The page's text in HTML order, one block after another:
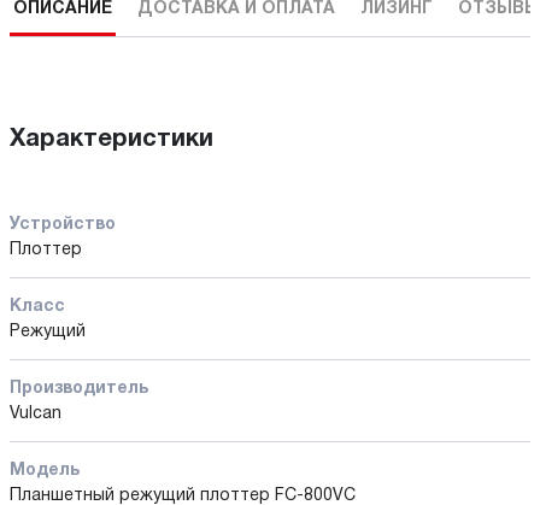
ОПИСАНИЕ ДОСТАВКА И ОПЛАТА ЛИЗИНГ
Характеристики
Устройство
Плоттер
Класс
Режущий
Производитель
Vulcan
Модель
Планшетный режущий плоттер FC-800VC